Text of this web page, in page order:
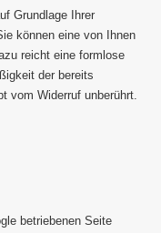
Grundlage Ihrer
können eine von Ihnen
reicht eine formlose
der bereits
vom Widerruf unberührt.
betriebenen Seite